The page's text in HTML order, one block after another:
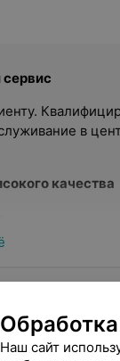
в
качества
из Германии,
» — это
Наш сайт